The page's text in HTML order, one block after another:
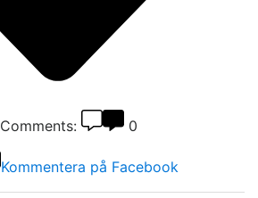
Comments: 0
Kommentera på Facebook